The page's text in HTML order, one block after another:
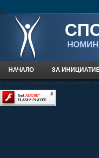
НАЧАЛО ЗА
Content on this page requires a newer